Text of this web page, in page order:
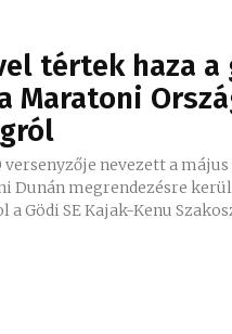
tértek haza
Maratoni
versenyzője nevezett a
Dunán megrendezésre
a Gödi SE Kajak-Kenu